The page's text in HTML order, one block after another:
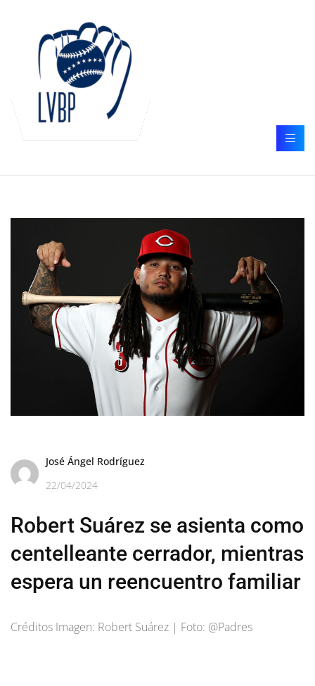
José Ángel Rodríguez
22/04/2024
Robert Suárez se asienta como
centelleante cerrador, mientras
espera un reencuentro familiar
Créditos Imagen: Robert Suárez | Foto: @Padres